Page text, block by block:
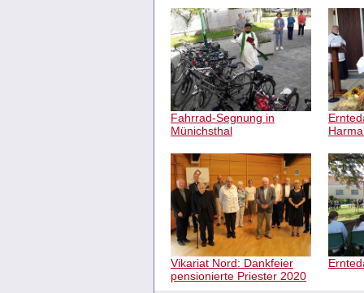
Fahrrad-Segnung in
Münichsthal
Vikariat Nord: Dankfeier
pensionierte Priester 2020